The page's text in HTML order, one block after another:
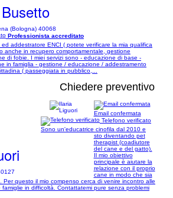
(Bologna) 40068
Professionista accreditato
addestratore ENCI ( potete verificare la mia qualifica
anche in recupero comportamentale, gestione
di fobie. I miei servizi sono - educazione di base -
in famiglia - gestione / educazione / addestramento
( passeggiata in pubblico,...
Chiedere preventivo
Email confermata
Telefono verificato
Sono un'educatrice cinofila dal 2010 e
sto diventando pet
therapist (coadiutore
del cane e del gatto).
Il mio obiettivo
principale è aiutare la
relazione con il proprio
cane in modo che sia
Per questo il mio compenso cerca di venire incontro alle
in difficoltà. Contattatemi pure senza problemi